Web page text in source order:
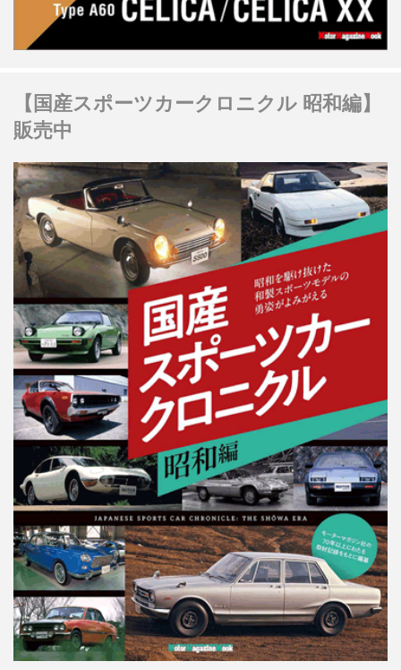
【国産スポーツカークロニクル 昭和編】
販売中